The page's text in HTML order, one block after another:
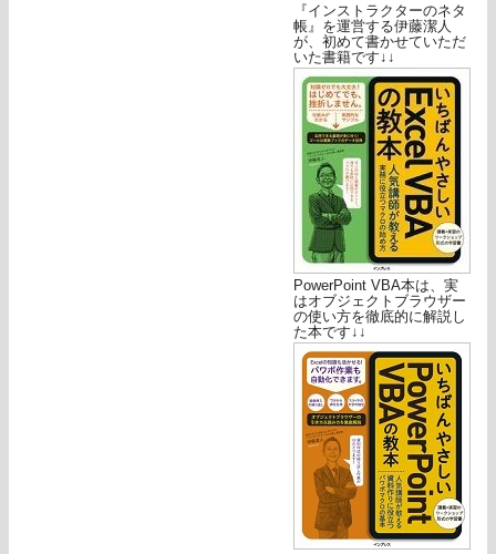
『インストラクターのネタ
帳』を運営する伊藤潔人
が、初めて書かせていただ
いた書籍です↓↓
PowerPoint VBA本は、実
はオブジェクトブラウザー
の使い方を徹底的に解説し
た本です↓↓